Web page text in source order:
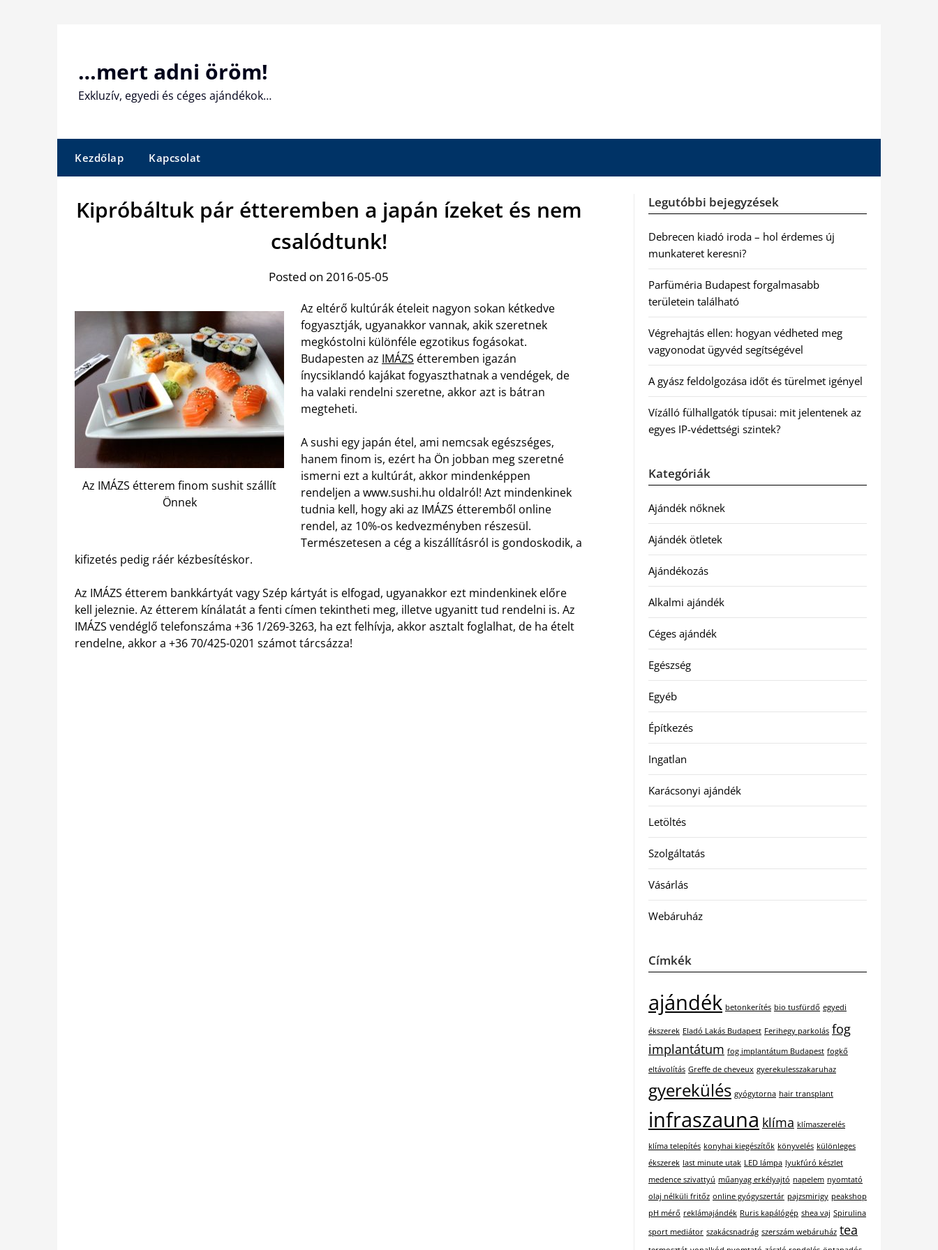
…mert adni öröm!
Exkluzív, egyedi és céges ajándékok…
Kezdőlap Kapcsolat
Kipróbáltuk pár étteremben a japán ízeket és nem
csalódtunk!
Posted on 2016-05-05
Az IMÁZS étterem finom sushit szállít
Önnek
Az eltérő kultúrák ételeit nagyon sokan kétkedve
fogyasztják, ugyanakkor vannak, akik szeretnek
megkóstolni különféle egzotikus fogásokat.
Budapesten az IMÁZS étteremben igazán
ínycsiklandó kajákat fogyaszthatnak a vendégek, de
ha valaki rendelni szeretne, akkor azt is bátran
megteheti.
A sushi egy japán étel, ami nemcsak egészséges,
hanem finom is, ezért ha Ön jobban meg szeretné
ismerni ezt a kultúrát, akkor mindenképpen
rendeljen a www.sushi.hu oldalról! Azt mindenkinek
tudnia kell, hogy aki az IMÁZS étteremből online
rendel, az 10%-os kedvezményben részesül.
Természetesen a cég a kiszállításról is gondoskodik, a
kifizetés pedig ráér kézbesítéskor.
Az IMÁZS étterem bankkártyát vagy Szép kártyát is elfogad, ugyanakkor ezt mindenkinek előre
kell jeleznie. Az étterem kínálatát a fenti címen tekintheti meg, illetve ugyanitt tud rendelni is. Az
IMÁZS vendéglő telefonszáma +36 1/269-3263, ha ezt felhívja, akkor asztalt foglalhat, de ha ételt
rendelne, akkor a +36 70/425-0201 számot tárcsázza!
Legutóbbi bejegyzések
Debrecen kiadó iroda – hol érdemes új
munkateret keresni?
Parfüméria Budapest forgalmasabb
területein található
Végrehajtás ellen: hogyan védheted meg
vagyonodat ügyvéd segítségével
A gyász feldolgozása időt és türelmet igényel
Vízálló fülhallgatók típusai: mit jelentenek az
egyes IP-védettségi szintek?
Kategóriák
Ajándék nőknek
Ajándék ötletek
Ajándékozás
Alkalmi ajándék
Céges ajándék
Egészség
Egyéb
Építkezés
Ingatlan
Karácsonyi ajándék
Letöltés
Szolgáltatás
Vásárlás
Webáruház
Címkék
ajándék betonkerítés bio tusfürdő egyedi
ékszerek Eladó Lakás Budapest Ferihegy parkolás fog
implantátum fog implantátum Budapest fogkő
eltávolítás Greffe de cheveux gyerekulesszakaruhaz
gyerekülés gyógytorna hair transplant
infraszauna klíma klímaszerelés
klíma telepítés konyhai kiegészítők könyvelés különleges
ékszerek last minute utak LED lámpa lyukfúró készlet
medence szivattyú műanyag erkélyajtó napelem nyomtató
olaj nélküli fritőz online gyógyszertár pajzsmirigy peakshop
pH mérő reklámajándék Ruris kapálógép shea vaj Spirulina
sport mediátor szakácsnadrág szerszám webáruház tea